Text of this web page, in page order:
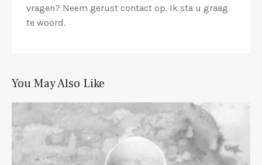
vragen? Neem gerust contact op. Ik sta u graag
te woord.
You May Also Like